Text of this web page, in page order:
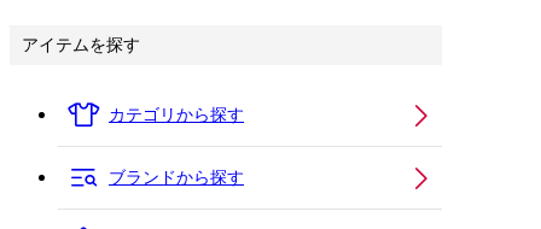
アイテムを探す
カテゴリから探す
ブランドから探す